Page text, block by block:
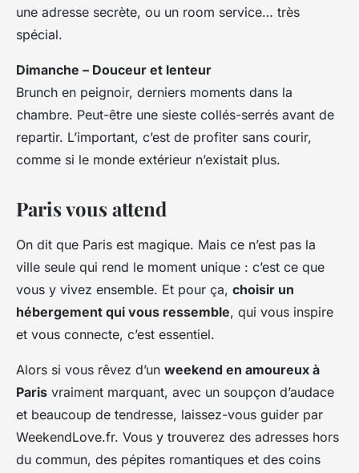
une adresse secrète, ou un room service… très
spécial.
Dimanche – Douceur et lenteur
Brunch en peignoir, derniers moments dans la
chambre. Peut-être une sieste collés-serrés avant de
repartir. L’important, c’est de profiter sans courir,
comme si le monde extérieur n’existait plus.
Paris vous attend
On dit que Paris est magique. Mais ce n’est pas la
ville seule qui rend le moment unique : c’est ce que
vous y vivez ensemble. Et pour ça, choisir un
hébergement qui vous ressemble, qui vous inspire
et vous connecte, c’est essentiel.
Alors si vous rêvez d’un weekend en amoureux à
Paris vraiment marquant, avec un soupçon d’audace
et beaucoup de tendresse, laissez-vous guider par
WeekendLove.fr. Vous y trouverez des adresses hors
du commun, des pépites romantiques et des coins